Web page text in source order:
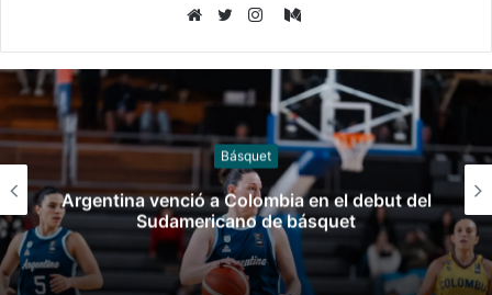
web
Medium
Gimnasia
Las claves del fallo que condenó a Federico
Molinari por grooming